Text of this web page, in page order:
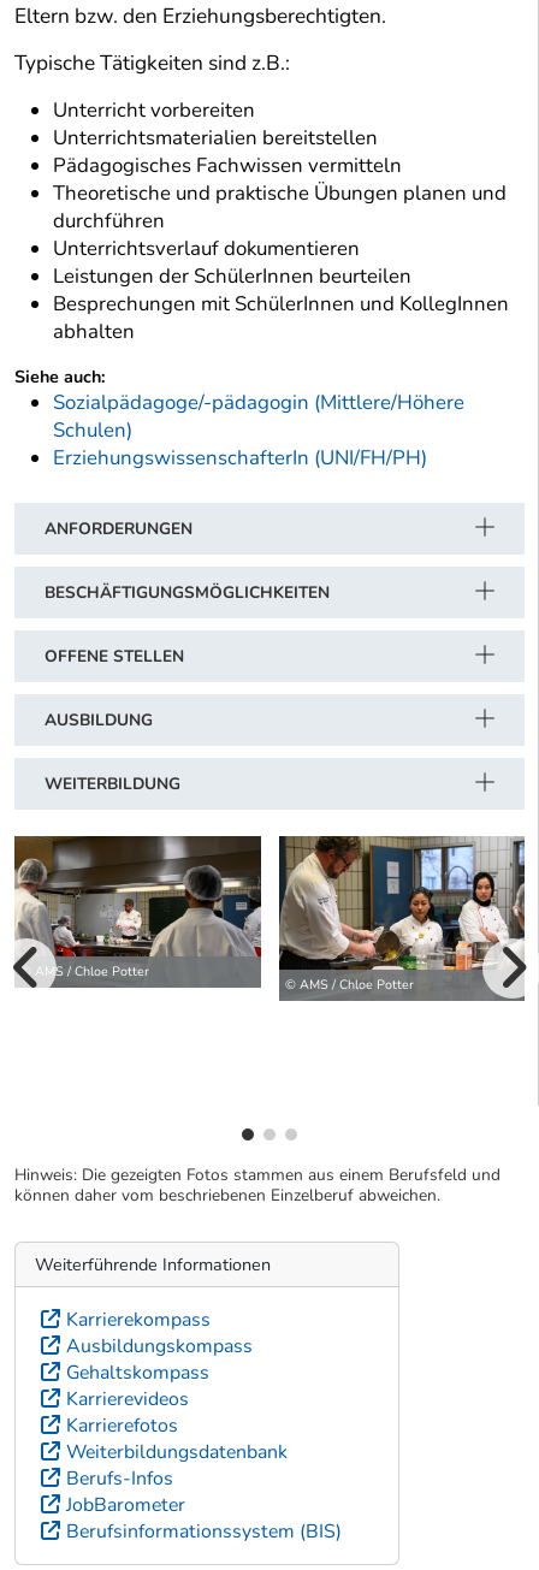
Eltern bzw. den Erziehungsberechtigten.
Typische Tätigkeiten sind z.B.:
Unterricht vorbereiten
Unterrichtsmaterialien bereitstellen
Pädagogisches Fachwissen vermitteln
Theoretische und praktische Übungen planen und
durchführen
Unterrichtsverlauf dokumentieren
Leistungen der SchülerInnen beurteilen
Besprechungen mit SchülerInnen und KollegInnen
abhalten
Siehe auch:
Sozialpädagoge/-pädagogin (Mittlere/Höhere
Schulen)
ErziehungswissenschafterIn (UNI/FH/PH)
ANFORDERUNGEN
BESCHÄFTIGUNGSMÖGLICHKEITEN
OFFENE STELLEN
AUSBILDUNG
WEITERBILDUNG
© AMS / Chloe Potter
© AMS / Chloe Potter
Hinweis: Die gezeigten Fotos stammen aus einem Berufsfeld und
können daher vom beschriebenen Einzelberuf abweichen.
Weiterführende Informationen
Karrierekompass
Ausbildungskompass
Gehaltskompass
Karrierevideos
Karrierefotos
Weiterbildungsdatenbank
Berufs-Infos
JobBarometer
Berufsinformationssystem (BIS)